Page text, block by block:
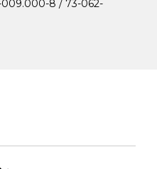
3712
009.000-8 / 73-062-